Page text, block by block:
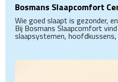
Bosmans Slaapcomfort
Wie goed slaapt is gezonder,
Bij Bosmans Slaapcomfort
slaapsystemen,